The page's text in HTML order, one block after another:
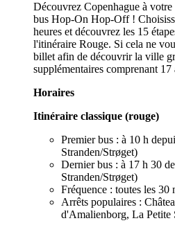
Découvrez Copenhague à
bus Hop-On Hop-Off !
heures et découvrez les 15
l'itinéraire Rouge. Si cela ne
billet afin de découvrir la ville
supplémentaires comprenant 17
Horaires
Itinéraire classique (rouge)
Premier bus : à 10 h
Stranden/Strøget)
Dernier bus : à 17 h 30
Stranden/Strøget)
Fréquence : toutes les 30
Arrêts populaires :
d'Amalienborg, La Petite